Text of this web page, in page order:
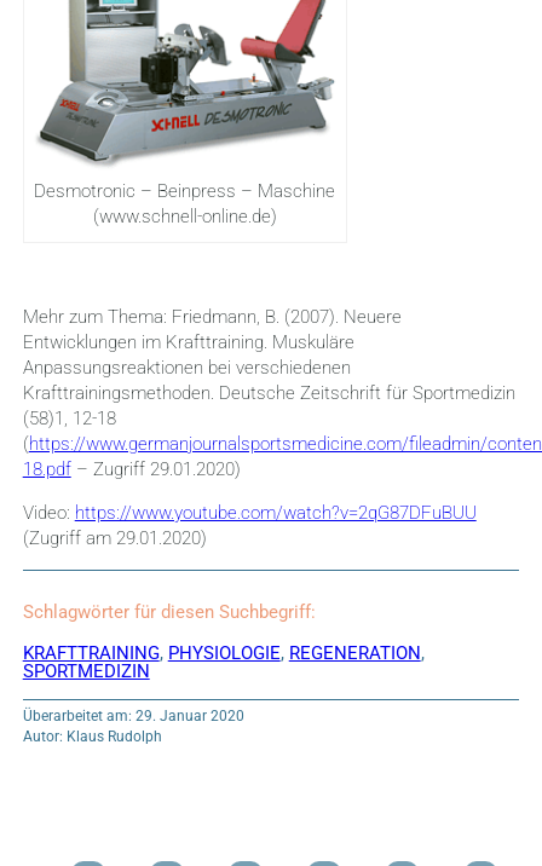
Desmotronic – Beinpress – Maschine
(www.schnell-online.de)
Mehr zum Thema: Friedmann, B. (2007). Neuere
Entwicklungen im Krafttraining. Muskuläre
Anpassungsreaktionen bei verschiedenen
Krafttrainingsmethoden. Deutsche Zeitschrift für Sportmedizin
(58)1, 12-18
(https://www.germanjournalsportsmedicine.com/fileadmin/
18.pdf– Zugriff 29.01.2020)
Video: https://www.youtube.com/watch?v=2qG87DFuBUU
(Zugriff am 29.01.2020)
Schlagwörter für diesen Suchbegriff:
KRAFTTRAINING, PHYSIOLOGIE, REGENERATION,
SPORTMEDIZIN
Überarbeitet am: 29. Januar 2020
Autor: Klaus Rudolph